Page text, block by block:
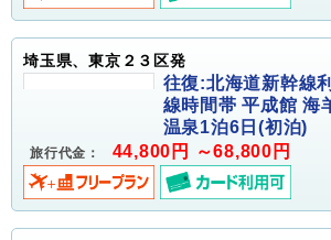
埼玉県、東京２３区発
往復:北海道新幹線
線時間帯 平成館 海
温泉1泊6日(初泊)
旅行代金： 44,800円 ～68,800円